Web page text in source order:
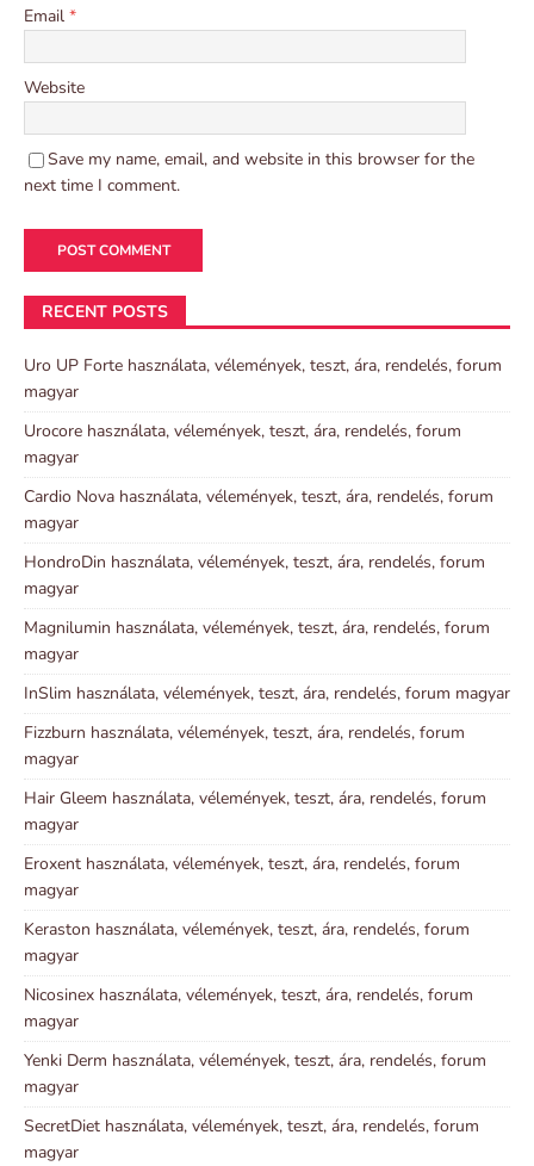
Email *
Website
Save my name, email, and website in this browser for the
next time I comment.
RECENT POSTS
Uro UP Forte használata, vélemények, teszt, ára, rendelés, forum
magyar
Urocore használata, vélemények, teszt, ára, rendelés, forum
magyar
Cardio Nova használata, vélemények, teszt, ára, rendelés, forum
magyar
HondroDin használata, vélemények, teszt, ára, rendelés, forum
magyar
Magnilumin használata, vélemények, teszt, ára, rendelés, forum
magyar
InSlim használata, vélemények, teszt, ára, rendelés, forum magyar
Fizzburn használata, vélemények, teszt, ára, rendelés, forum
magyar
Hair Gleem használata, vélemények, teszt, ára, rendelés, forum
magyar
Eroxent használata, vélemények, teszt, ára, rendelés, forum
magyar
Keraston használata, vélemények, teszt, ára, rendelés, forum
magyar
Nicosinex használata, vélemények, teszt, ára, rendelés, forum
magyar
Yenki Derm használata, vélemények, teszt, ára, rendelés, forum
magyar
SecretDiet használata, vélemények, teszt, ára, rendelés, forum
magyar